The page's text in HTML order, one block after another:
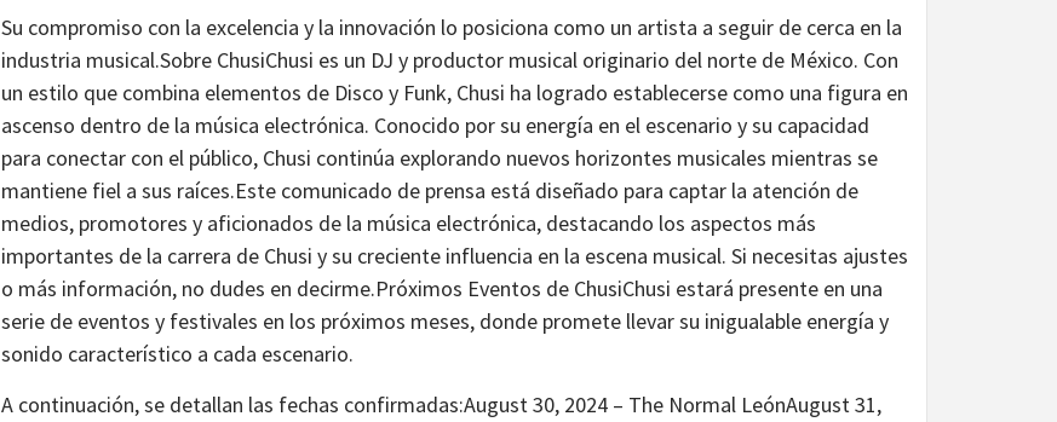
Su compromiso con la excelencia y la innovación lo posiciona como un artista a seguir de cerca en la
industria musical.Sobre ChusiChusi es un DJ y productor musical originario del norte de México. Con
un estilo que combina elementos de Disco y Funk, Chusi ha logrado establecerse como una figura en
ascenso dentro de la música electrónica. Conocido por su energía en el escenario y su capacidad
para conectar con el público, Chusi continúa explorando nuevos horizontes musicales mientras se
mantiene fiel a sus raíces.Este comunicado de prensa está diseñado para captar la atención de
medios, promotores y aficionados de la música electrónica, destacando los aspectos más
importantes de la carrera de Chusi y su creciente influencia en la escena musical. Si necesitas ajustes
o más información, no dudes en decirme.Próximos Eventos de ChusiChusi estará presente en una
serie de eventos y festivales en los próximos meses, donde promete llevar su inigualable energía y
sonido característico a cada escenario.
A continuación, se detallan las fechas confirmadas:August 30, 2024 – The Normal LeónAugust 31,